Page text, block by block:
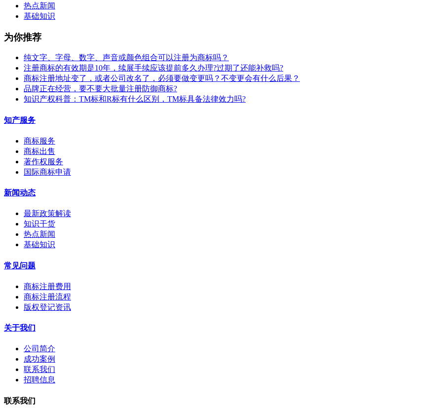
热点新闻
基础知识
为你推荐
纯文字、字母、数字、声音或颜色组合可以注册为商标吗？
注册商标的有效期是10年，续展手续应该提前多久办理?过期了还能补救吗?
商标注册地址变了，或者公司改名了，必须要做变更吗？不变更会有什么后果？
​品牌正在经营，要不要大批量注册防御商标?
知识产权科普：TM标和R标有什么区别，TM标具备法律效力吗?
知产服务
商标服务
商标出售
著作权服务
国际商标申请
新闻动态
最新政策解读
知识干货
热点新闻
基础知识
常见问题
商标注册费用
商标注册流程
版权登记资讯
关于我们
公司简介
成功案例
联系我们
招聘信息
联系我们